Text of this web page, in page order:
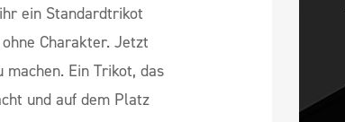
ein Standardtrikot
Charakter. Jetzt
Ein Trikot, das
und auf dem Platz